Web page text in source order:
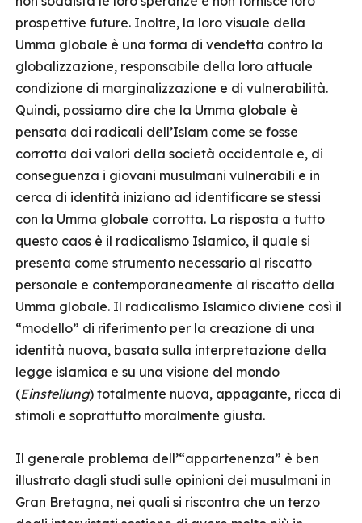
prospettive future. Inoltre, la loro visuale della
Umma globale è una forma di vendetta contro la
globalizzazione, responsabile della loro attuale
condizione di marginalizzazione e di vulnerabilità.
Quindi, possiamo dire che la Umma globale è
pensata dai radicali dell’Islam come se fosse
corrotta dai valori della società occidentale e, di
conseguenza i giovani musulmani vulnerabili e in
cerca di identità iniziano ad identificare se stessi
con la Umma globale corrotta. La risposta a tutto
questo caos è il radicalismo Islamico, il quale si
presenta come strumento necessario al riscatto
personale e contemporaneamente al riscatto della
Umma globale. Il radicalismo Islamico diviene così il
“modello” di riferimento per la creazione di una
identità nuova, basata sulla interpretazione della
legge islamica e su una visione del mondo
(Einstellung) totalmente nuova, appagante, ricca di
stimoli e soprattutto moralmente giusta.
Il generale problema dell’“appartenenza” è ben
illustrato dagli studi sulle opinioni dei musulmani in
Gran Bretagna, nei quali si riscontra che un terzo